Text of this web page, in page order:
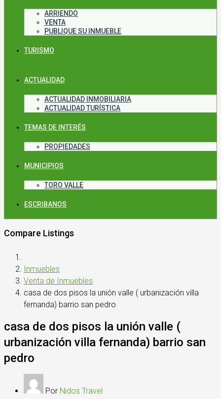
ARRIENDO
VENTA
PUBLIQUE SU INMUEBLE
TURISMO
ACTUALIDAD
ACTUALIDAD INMOBILIARIA
ACTUALIDAD TURÍSTICA
TEMAS DE INTERÉS
PROPIEDADES
MUNICIPIOS
TORO VALLE
ESCRIBANOS
Compare Listings
Inmuebles
Venta de Inmuebles
casa de dos pisos la unión valle ( urbanización villa
fernanda) barrio san pedro
casa de dos pisos la unión valle (
urbanización villa fernanda) barrio san
pedro
Por Nidos Travel